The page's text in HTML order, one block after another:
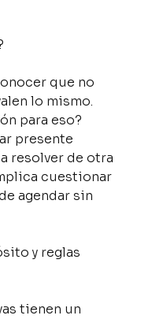
que no
lo mismo.
para eso?
presente
resolver de otra
cuestionar
agendar sin
y reglas
tienen un